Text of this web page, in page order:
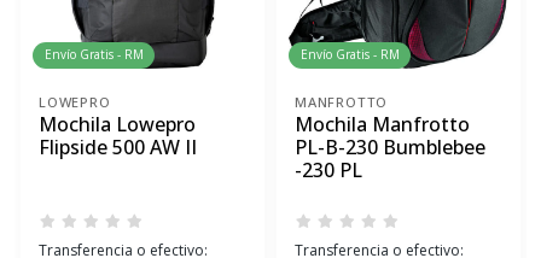
Envío Gratis - RM
LOWEPRO
Mochila Lowepro
Flipside 500 AW II
Transferencia o efectivo:
Envío Gratis - RM
MANFROTTO
Mochila Manfrotto
PL-B-230 Bumblebee
-230 PL
Transferencia o efectivo: